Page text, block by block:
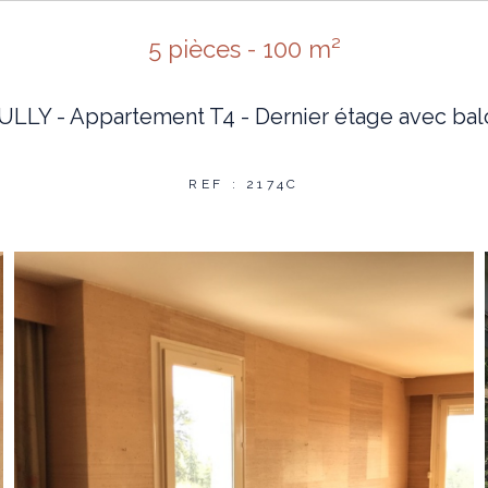
5 pièces - 100 m²
- Appartement T4 - Dernier étage avec
REF : 2174C